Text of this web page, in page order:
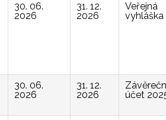
30. 06.
2026
31. 12.
2026
Veřejná
vyhláška
30. 06.
2026
31. 12.
2026
účet